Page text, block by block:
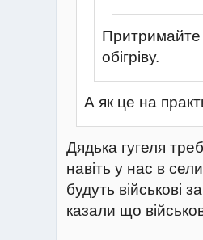
Притримайте
обігріву.
А як це на
Дядька гугеля
навіть у нас в
будуть військові
казали що